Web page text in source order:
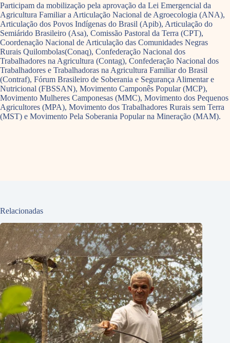
Participam da mobilização pela aprovação da Lei Emergencial da
Agricultura Familiar a Articulação Nacional de Agroecologia (ANA),
Articulação dos Povos Indígenas do Brasil (Apib), Articulação do
Semiárido Brasileiro (Asa), Comissão Pastoral da Terra (CPT),
Coordenação Nacional de Articulação das Comunidades Negras
Rurais Quilombolas(Conaq), Confederação Nacional dos
Trabalhadores na Agricultura (Contag), Confederação Nacional dos
Trabalhadores e Trabalhadoras na Agricultura Familiar do Brasil
(Contraf), Fórum Brasileiro de Soberania e Segurança Alimentar e
Nutricional (FBSSAN), Movimento Camponês Popular (MCP),
Movimento Mulheres Camponesas (MMC), Movimento dos Pequenos
Agricultores (MPA), Movimento dos Trabalhadores Rurais sem Terra
(MST) e Movimento Pela Soberania Popular na Mineração (MAM).
Relacionadas